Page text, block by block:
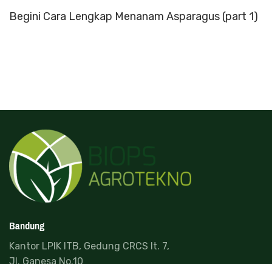
Begini Cara Lengkap Menanam Asparagus (part 1)
Bandung
Kantor LPIK ITB, Gedung CRCS lt. 7,
Jl. Ganesa No.10